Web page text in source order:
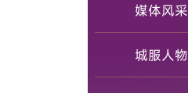
媒体风采
城服人物